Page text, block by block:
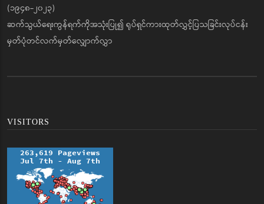
(၁၉၄၈-၂၀၂၃)
ဆက်သွယ်ရေးကွန်ရက်ကိုအသုံးပြု၍ ရုပ်ရှင်ကားထုတ်လွှင့်ပြသခြင်းလုပ်ငန်း
မှတ်ပုံတင်လက်မှတ်လျှောက်လွှာ
VISITORS